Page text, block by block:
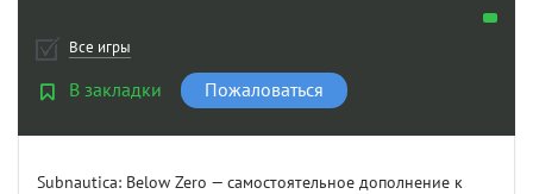
Все игры
В закладки Пожаловаться
Subnautica: Below Zero — самостоятельное дополнение к